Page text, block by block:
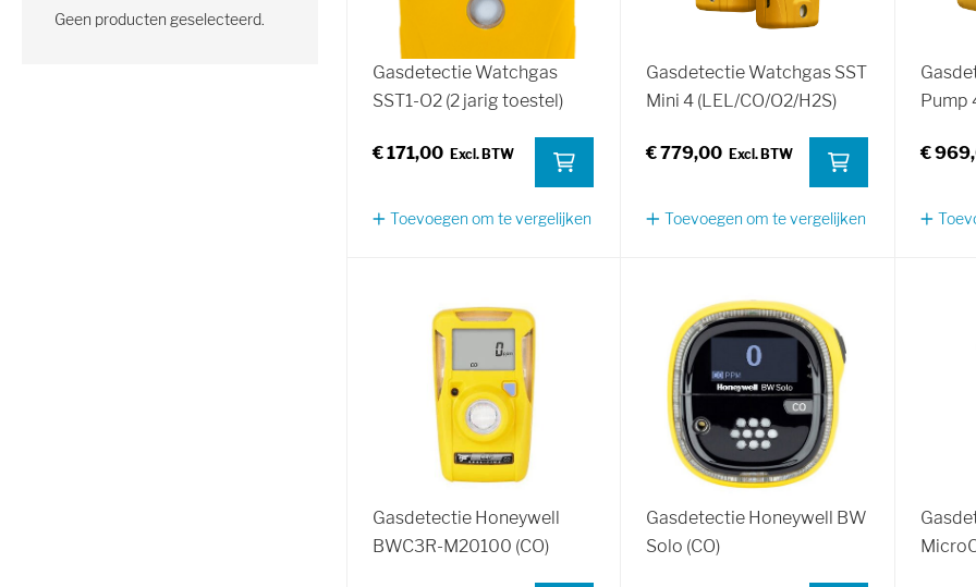
Gasdetectie Watchgas
SST1-O2 (2 jarig toestel)
€ 171,00
Toevoegen om te vergelijken
Gasdetectie Watchgas SST
Mini 4 (LEL/CO/O2/H2S)
€ 779,00
Toevoegen om te vergelijken
Pump
€
Gasdetectie Honeywell
BWC3R-M20100 (CO)
Gasdetectie Honeywell BW
Solo (CO)
Geen producten geselecteerd.